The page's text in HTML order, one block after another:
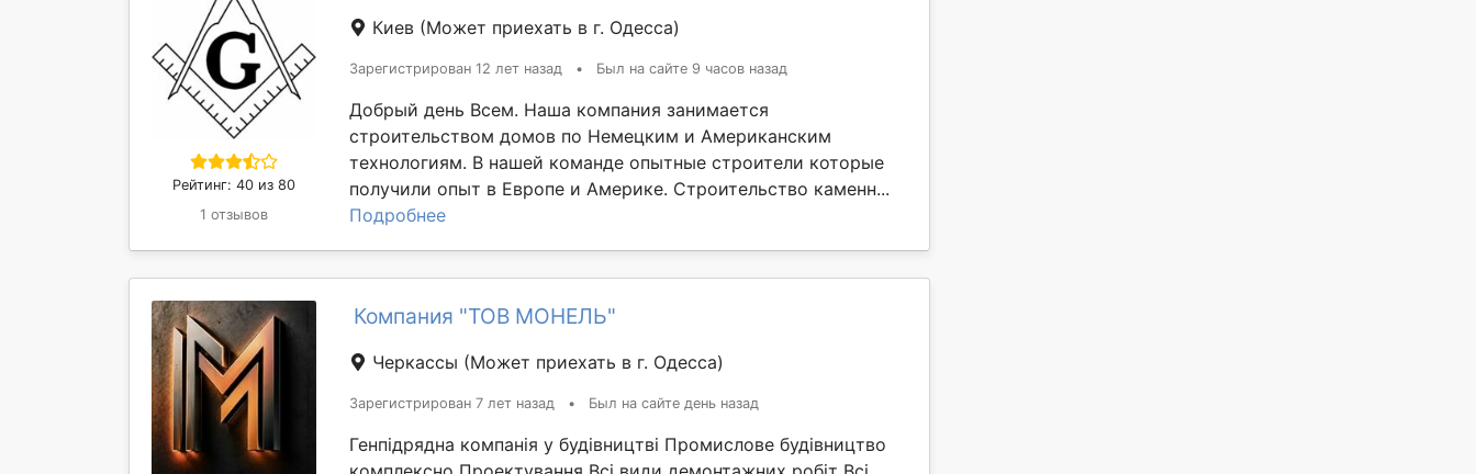
Рейтинг: 40 из 80
1 отзывов
Киев (Может приехать в г. Одесса)
Зарегистрирован 12 лет назад • Был на сайте 9 часов назад
Добрый день Всем. Наша компания занимается
строительством домов по Немецким и Американским
технологиям. В нашей команде опытные строители которые
получили опыт в Европе и Америке. Строительство каменн...
Подробнее
Компания "ТОВ МОНЕЛЬ"
Черкассы (Может приехать в г. Одесса)
Зарегистрирован 7 лет назад • Был на сайте день назад
Генпідрядна компанія у будівництві Промислове будівництво